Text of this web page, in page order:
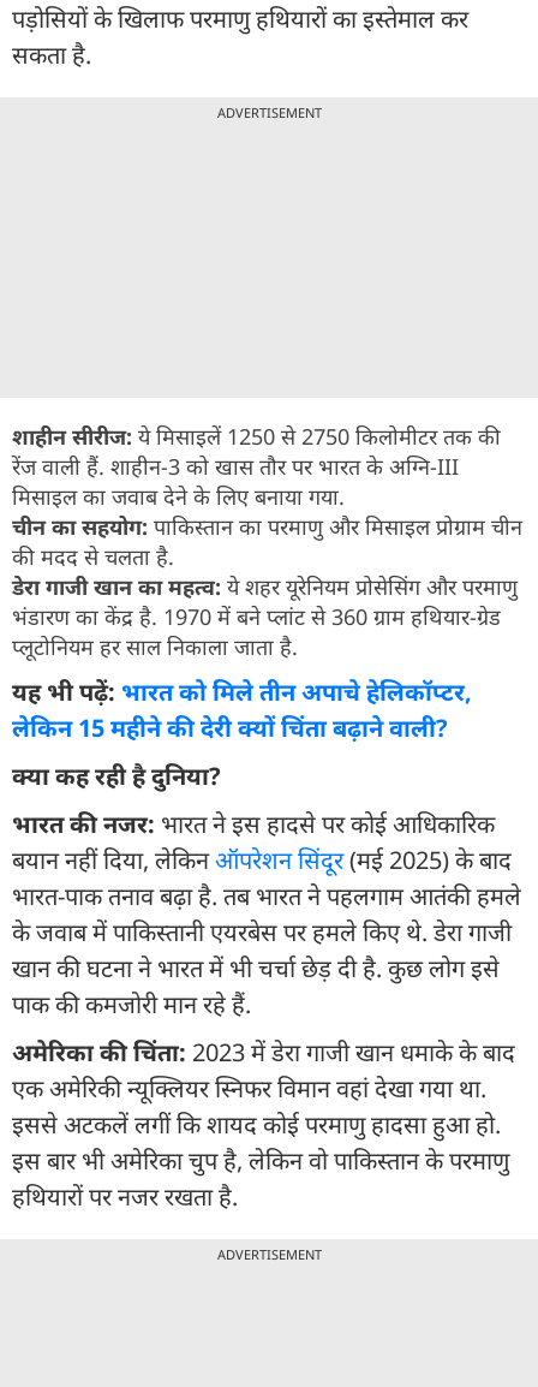
पड़ोसियों के खिलाफ परमाणु हथियारों का इस्तेमाल कर
सकता है.
ADVERTISEMENT
शाहीन सीरीज: ये मिसाइलें 1250 से 2750 किलोमीटर तक की
रेंज वाली हैं. शाहीन-3 को खास तौर पर भारत के अग्नि-III
मिसाइल का जवाब देने के लिए बनाया गया.
चीन का सहयोग: पाकिस्तान का परमाणु और मिसाइल प्रोग्राम चीन
की मदद से चलता है.
डेरा गाजी खान का महत्व: ये शहर यूरेनियम प्रोसेसिंग और परमाणु
भंडारण का केंद्र है. 1970 में बने प्लांट से 360 ग्राम हथियार-ग्रेड
प्लूटोनियम हर साल निकाला जाता है.
यह भी पढ़ें: भारत को मिले तीन अपाचे हेलिकॉप्टर,
लेकिन 15 महीने की देरी क्यों चिंता बढ़ाने वाली?
क्या कह रही है दुनिया?
भारत की नजर: भारत ने इस हादसे पर कोई आधिकारिक
बयान नहीं दिया, लेकिनऑपरेशन सिंदूर(मई 2025) के बाद
भारत-पाक तनाव बढ़ा है. तब भारत ने पहलगाम आतंकी हमले
के जवाब में पाकिस्तानी एयरबेस पर हमले किए थे. डेरा गाजी
खान की घटना ने भारत में भी चर्चा छेड़ दी है. कुछ लोग इसे
पाक की कमजोरी मान रहे हैं.
अमेरिका की चिंता: 2023 में डेरा गाजी खान धमाके के बाद
एक अमेरिकी न्यूक्लियर स्निफर विमान वहां देखा गया था.
इससे अटकलें लगीं कि शायद कोई परमाणु हादसा हुआ हो.
इस बार भी अमेरिका चुप है, लेकिन वो पाकिस्तान के परमाणु
हथियारों पर नजर रखता है.
ADVERTISEMENT